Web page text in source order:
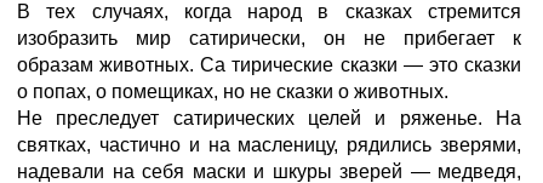
В тех случаях, когда народ в сказках стремится
изобразить мир сатирически, он не прибегает к
образам животных. Са тирические сказки — это сказки
о попах, о помещиках, но не сказки о животных.
Не преследует сатирических целей и ряженье. На
святках, частично и на масленицу, рядились зверями,
надевали на себя маски и шкуры зверей — медведя,